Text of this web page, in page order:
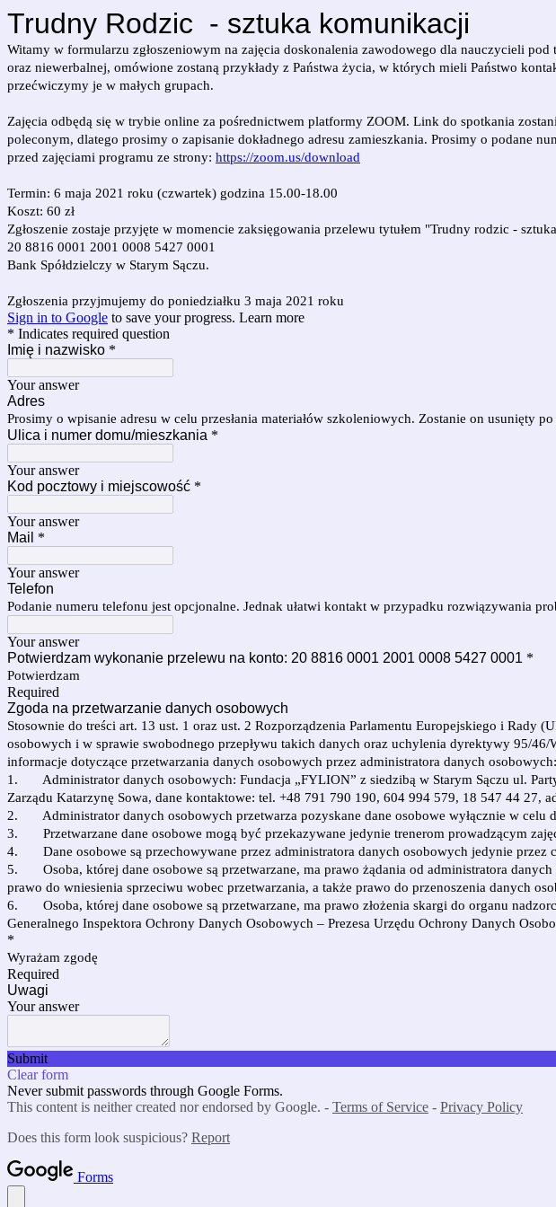
Trudny Rodzic - sztuka komunikacji
Witamy w formularzu zgłoszeniowym na zajęcia doskonalenia zawodowego dla nauczycieli
oraz niewerbalnej, omówione zostaną przykłady z Państwa życia, w których mieli Państwo
przećwiczymy je w małych grupach.
Zajęcia odbędą się w trybie online za pośrednictwem platformy ZOOM. Link do spotkania
poleconym, dlatego prosimy o zapisanie dokładnego adresu zamieszkania. Prosimy o podane
przed zajęciami programu ze strony: https://zoom.us/download
Termin: 6 maja 2021 roku (czwartek) godzina 15.00-18.00
Koszt: 60 zł
Zgłoszenie zostaje przyjęte w momencie zaksięgowania przelewu tytułem "Trudny rodzic -
20 8816 0001 2001 0008 5427 0001
Bank Spółdzielczy w Starym Sączu.
Zgłoszenia przyjmujemy do poniedziałku 3 maja 2021 roku
Sign in to Google to save your progress. Learn more
* Indicates required question
Imię i nazwisko *
Your answer
Adres
Prosimy o wpisanie adresu w celu przesłania materiałów szkoleniowych. Zostanie on usunięty po
Ulica i numer domu/mieszkania *
Your answer
Kod pocztowy i miejscowość *
Your answer
Mail *
Your answer
Telefon
Podanie numeru telefonu jest opcjonalne. Jednak ułatwi kontakt w przypadku rozwiązywania
Your answer
Potwierdzam wykonanie przelewu na konto: 20 8816 0001 2001 0008 5427 0001 *
Potwierdzam
Required
Zgoda na przetwarzanie danych osobowych
Stosownie do treści art. 13 ust. 1 oraz ust. 2 Rozporządzenia Parlamentu Europejskiego i
osobowych i w sprawie swobodnego przepływu takich danych oraz uchylenia dyrektywy 95/
informacje dotyczące przetwarzania danych osobowych przez administratora danych osobowych:
1. Administrator danych osobowych: Fundacja „FYLION” z siedzibą w Starym Sączu ul.
Zarządu Katarzynę Sowa, dane kontaktowe: tel. +48 791 790 190, 604 994 579, 18 547 44 27,
2. Administrator danych osobowych przetwarza pozyskane dane osobowe wyłącznie w celu
3. Przetwarzane dane osobowe mogą być przekazywane jedynie trenerom prowadzącym
4. Dane osobowe są przechowywane przez administratora danych osobowych jedynie przez
5. Osoba, której dane osobowe są przetwarzane, ma prawo żądania od administratora
prawo do wniesienia sprzeciwu wobec przetwarzania, a także prawo do przenoszenia danych
6. Osoba, której dane osobowe są przetwarzane, ma prawo złożenia skargi do organu
Generalnego Inspektora Ochrony Danych Osobowych – Prezesa Urzędu Ochrony Danych
*
Wyrażam zgodę
Required
Uwagi
Your answer
Submit
Clear form
Never submit passwords through Google Forms.
This content is neither created nor endorsed by Google. - Terms of Service - Privacy Policy
Does this form look suspicious? Report
Forms